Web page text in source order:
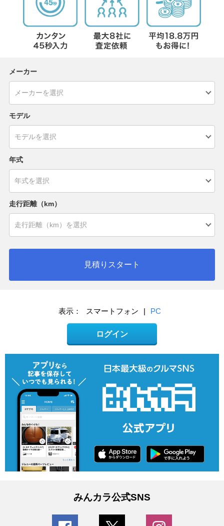
メーカー
モデル
年式
走行距離（km）
見積りスタート
表示： スマートフォン | PC
ログイン
みんカラ公式SNS